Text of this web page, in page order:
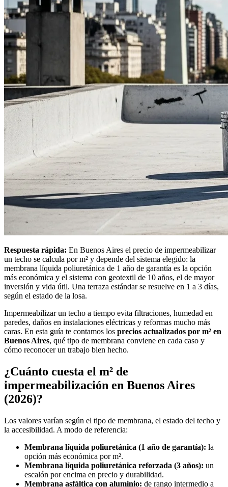
Respuesta rápida: En Buenos Aires el precio de impermeabilizar
un techo se calcula por m² y depende del sistema elegido: la
membrana líquida poliuretánica de 1 año de garantía es la opción
más económica y el sistema con geotextil de 10 años, el de mayor
inversión y vida útil. Una terraza estándar se resuelve en 1 a 3 días,
según el estado de la losa.
Impermeabilizar un techo a tiempo evita filtraciones, humedad en
paredes, daños en instalaciones eléctricas y reformas mucho más
caras. En esta guía te contamos los precios actualizados por m² en
Buenos Aires, qué tipo de membrana conviene en cada caso y
cómo reconocer un trabajo bien hecho.
¿Cuánto cuesta el m² de
impermeabilización en Buenos Aires
(2026)?
Los valores varían según el tipo de membrana, el estado del techo y
la accesibilidad. A modo de referencia:
Membrana líquida poliuretánica (1 año de garantía): la
opción más económica por m².
Membrana líquida poliuretánica reforzada (3 años): un
escalón por encima en precio y durabilidad.
Membrana asfáltica con aluminio: de rango intermedio a